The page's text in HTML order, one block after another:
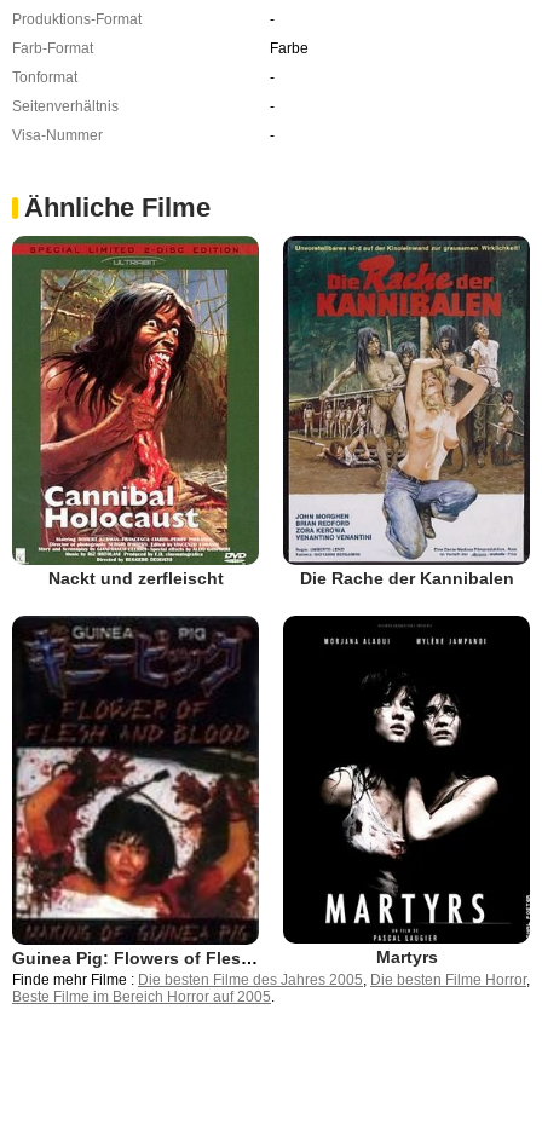
Produktions-Format
-
Farb-Format
Farbe
Tonformat
-
Seitenverhältnis
-
Visa-Nummer
-
Ähnliche Filme
Nackt und zerfleischt Die Rache der Kannibalen
Guinea Pig: Flowers of Flesh and Blood Martyrs
Finde mehr Filme : Die besten Filme des Jahres 2005 Die besten Filme Horror,
Beste Filme im Bereich Horror auf 2005